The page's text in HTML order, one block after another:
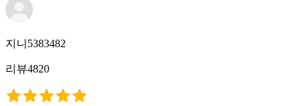
지니5383482
리뷰4820